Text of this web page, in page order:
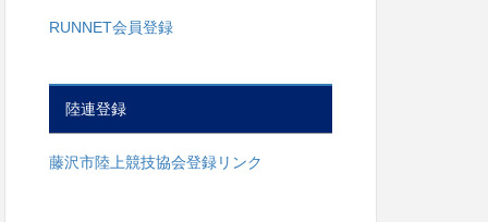
RUNNET会員登録
陸連登録
藤沢市陸上競技協会登録リンク